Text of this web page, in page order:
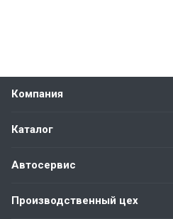
Компания
Каталог
Автосервис
Производственный цех